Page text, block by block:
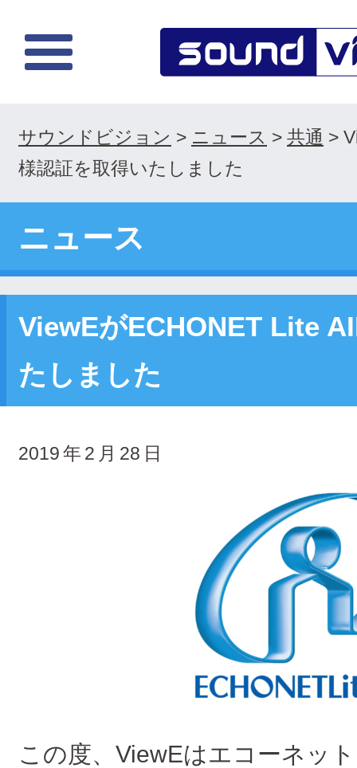
サウンドビジョン > ニュース > 共通 >
様認証を取得いたしました
ニュース
ViewEがECHONET Lite
たしました
2019 年 2 月 28 日
この度、ViewEはエコーネッ